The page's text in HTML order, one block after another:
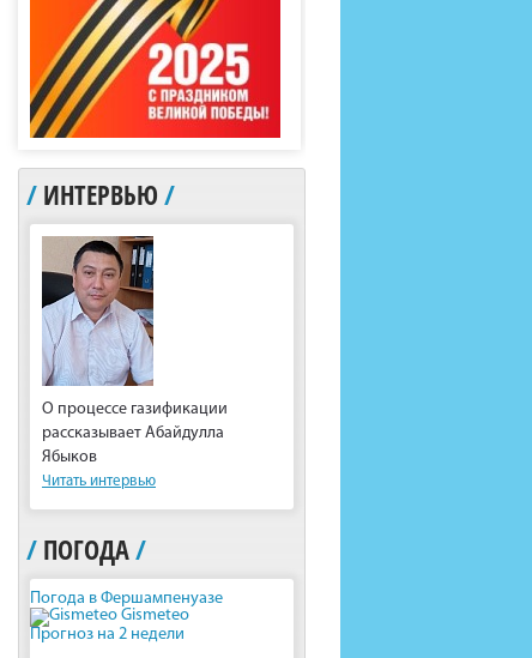
/ ИНТЕРВЬЮ /
О процессе газификации
рассказывает Абайдулла
Ябыков
Читать интервью
/ ПОГОДА/
Погода в Фершампенуазе
Gismeteo
Прогноз на 2 недели